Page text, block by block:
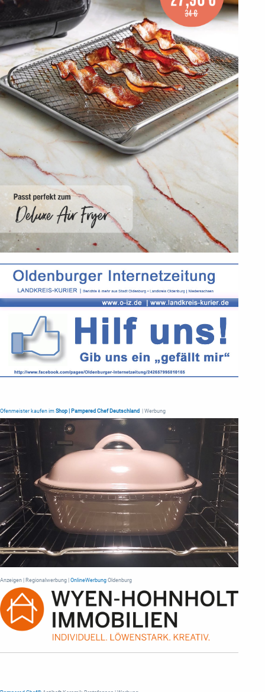
Ofenmeister kaufen im Shop | Pampered Chef Deutschland | Werbung
Anzeigen | Regionalwerbung | OnlineWerbung Oldenburg